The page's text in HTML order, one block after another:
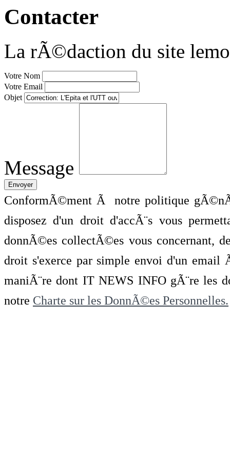
Contacter
La rÃ©daction du site
Votre Nom
Votre Email
Objet
Message
ConformÃ©ment Ã notre politique
disposez d'un droit d'accÃ¨s vous
donnÃ©es collectÃ©es vous concernant,
droit s'exerce par simple envoi d'un
maniÃ¨re dont IT NEWS INFO gÃ¨re les
notre Charte sur les DonnÃ©es Personnelles.